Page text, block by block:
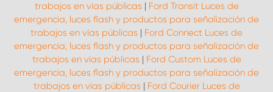
trabajos en vías públicas | Ford Transit Luces de
emergencia, luces flash y productos para señalización de
trabajos en vías públicas | Ford Connect Luces de
emergencia, luces flash y productos para señalización de
trabajos en vías públicas | Ford Custom Luces de
emergencia, luces flash y productos para señalización de
trabajos en vías públicas | Ford Courier Luces de